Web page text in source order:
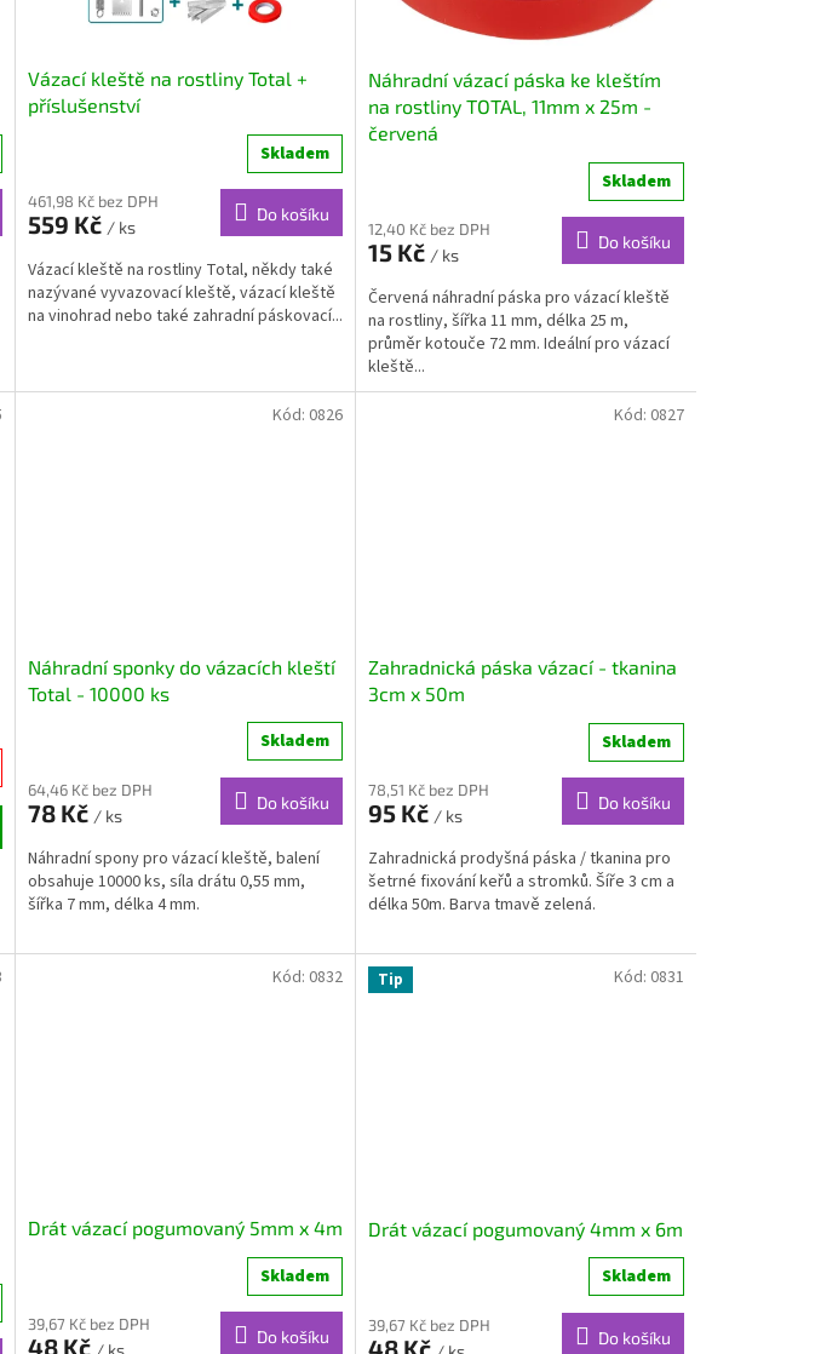
Vázací kleště na rostliny Total +
příslušenství
Skladem
461,98 Kč bez DPH
559 Kč / ks
Do košíku
Vázací kleště na rostliny Total, někdy také
nazývané vyvazovací kleště, vázací kleště
na vinohrad nebo také zahradní páskovací...
Náhradní vázací páska ke kleštím
na rostliny TOTAL, 11mm x 25m -
červená
Skladem
12,40 Kč bez DPH
15 Kč / ks
Do košíku
Červená náhradní páska pro vázací kleště
na rostliny, šířka 11 mm, délka 25 m,
průměr kotouče 72 mm. Ideální pro vázací
kleště...
Náhradní sponky do vázacích kleští
Total - 10000 ks
Skladem
64,46 Kč bez DPH
78 Kč / ks
Do košíku
Náhradní spony pro vázací kleště, balení
obsahuje 10000 ks, síla drátu 0,55 mm,
šířka 7 mm, délka 4 mm.
Kód: 0826
Zahradnická páska vázací - tkanina
3cm x 50m
Skladem
78,51 Kč bez DPH
95 Kč / ks
Do košíku
Zahradnická prodyšná páska / tkanina pro
šetrné fixování keřů a stromků. Šíře 3 cm a
délka 50m. Barva tmavě zelená.
Kód: 0827
Drát vázací pogumovaný 5mm x 4m
Skladem
39,67 Kč bez DPH
48 Kč / ks
Do košíku
Kód: 0832 Tip
Drát vázací pogumovaný 4mm x 6m
Skladem
39,67 Kč bez DPH
48 Kč Do košíku
Kód: 0831